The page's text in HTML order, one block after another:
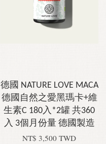
德國 NATURE LOVE MACA
德國自然之愛黑瑪卡+維
生素C 180入*2罐 共360
入 3個月份量 德國製造
NT$ 3,500 TWD